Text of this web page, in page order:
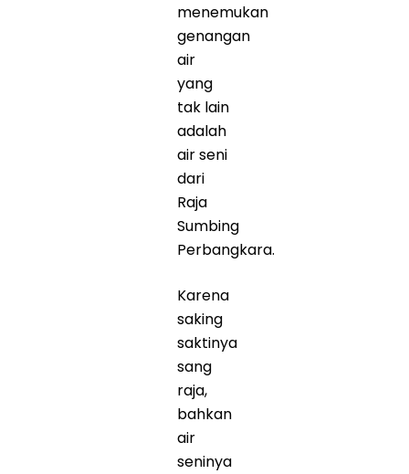
menemukan
genangan
air
yang
tak lain
adalah
air seni
dari
Raja
Sumbing
Perbangkara.
Karena
saking
saktinya
sang
raja,
bahkan
air
seninya